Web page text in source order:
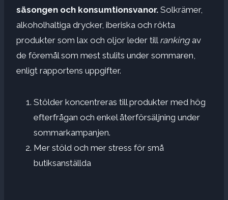
säsongen och konsumtionsvanor. Solkrämer,
alkoholhaltiga drycker, iberiska och rökta
produkter som lax och oljor leder till rankingav
de föremål som mest stulits under sommaren,
enligt rapportens uppgifter.
Stölder koncentreras till produkter med hög
efterfrågan och enkel återförsäljning under
sommarkampanjen.
Mer stöld och mer stress för små
butiksanställda